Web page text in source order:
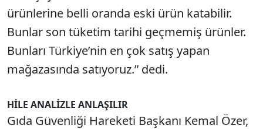
ürünlerine belli oranda eski ürün katabilir.
Bunlar son tüketim tarihi geçmemiş ürünler.
Bunları Türkiye’nin en çok satış yapan
mağazasında satıyoruz.” dedi.
HİLE ANALİZLE ANLAŞILIR
Gıda Güvenliği Hareketi Başkanı Kemal Özer,